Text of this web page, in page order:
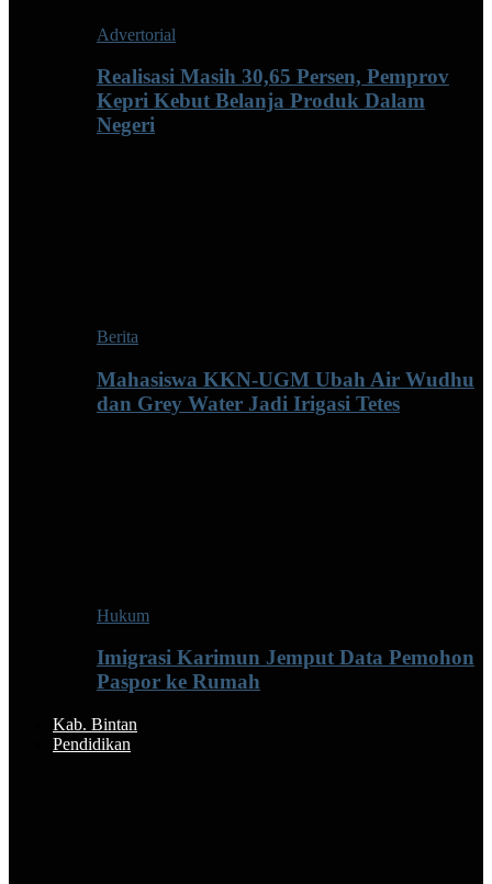
Advertorial
Realisasi Masih 30,65 Persen, Pemprov
Kepri Kebut Belanja Produk Dalam
Negeri
Berita
Mahasiswa KKN-UGM Ubah Air Wudhu
dan Grey Water Jadi Irigasi Tetes
Hukum
Imigrasi Karimun Jemput Data Pemohon
Paspor ke Rumah
Kab. Bintan
Pendidikan